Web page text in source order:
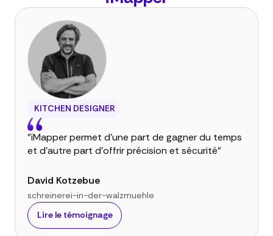
KITCHEN DESIGNER
"iMapper permet d'une part de gagner du temps
et d'autre part d'offrir précision et sécurité"
David Kotzebue
schreinerei-in-der-walzmuehle
Lire le témoignage